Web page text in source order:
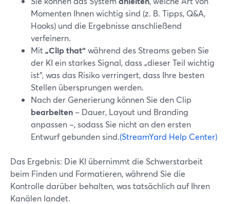
Momenten Ihnen wichtig sind (z. B. Tipps, Q&A,
Hooks) und die Ergebnisse anschließend
verfeinern.
Mit„Clip that“ während des Streams geben Sie
der KI ein starkes Signal, dass „dieser Teil wichtig
ist“, was das Risiko verringert, dass Ihre besten
Stellen übersprungen werden.
Nach der Generierung können Sie den Clip
bearbeiten – Dauer, Layout und Branding
anpassen –, sodass Sie nicht an den ersten
Entwurf gebunden sind.(StreamYard Help Center)
Das Ergebnis: Die KI übernimmt die Schwerstarbeit
beim Finden und Formatieren, während Sie die
Kontrolle darüber behalten, was tatsächlich auf Ihren
Kanälen landet.